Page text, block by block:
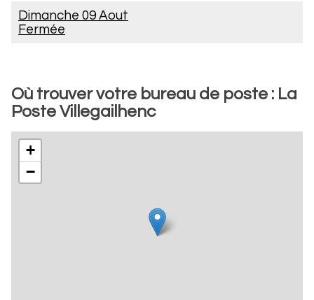
Dimanche 09 Aout
Fermée
Où trouver votre bureau de poste : La
Poste Villegailhenc
+
−